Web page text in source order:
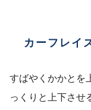
カーフレイ
すばやくかかとを
っくりと上下させ